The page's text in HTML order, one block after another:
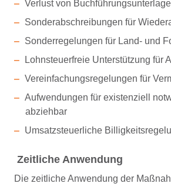
Verlust von
Sonderabschreibungen für
Sonderregelungen für Land- und
Lohnsteuerfreie Unterstützung für
Vereinfachungsregelungen für
Aufwendungen für existenziell
abziehbar
Umsatzsteuerliche
Zeitliche Anwendung
Die zeitliche Anwendung der